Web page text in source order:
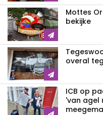
Mottes
bekijke
overal
ICB op
'van agel